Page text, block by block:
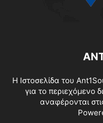
Η Ιστοσελίδα του
για το περιεχόμενο
αναφέρονται